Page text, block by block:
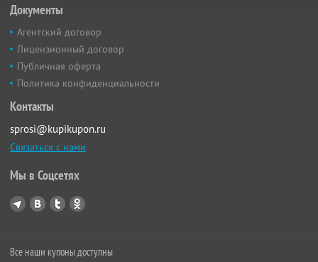
Документы
Агентский договор
Лицензионный договор
Публичная оферта
Политика конфиденциальности
Контакты
sprosi@kupikupon.ru
Связаться с нами
Мы в Соцсетях
Все наши купоны доступны